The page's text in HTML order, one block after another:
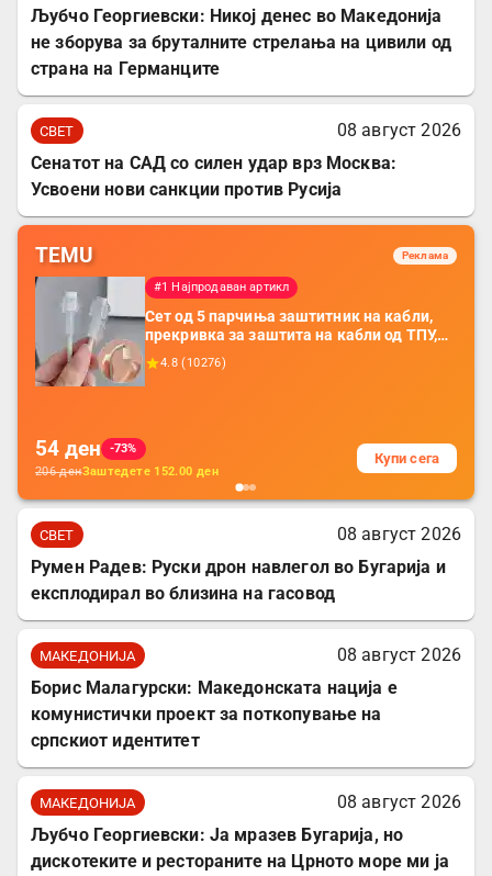
Љубчо Георгиевски: Никој денес во Македонија
не зборува за бруталните стрелања на цивили од
страна на Германците
СВЕТ
08 август 2026
Сенатот на САД со силен удар врз Москва:
Усвоени нови санкции против Русија
TEMU Реклама
#1 Најпродаван артикл
Сет од 5 парчиња заштитник на кабли,
прекривка за заштита на кабли од ТПУ,
додатоци за заштита на кабли, без
батерија, за мобилни телефони, комплет
4.8 ( 10276)
54 ден
-73%
206денЗаштедете 152.00 ден
Купи сега
СВЕТ
08 август 2026
Румен Радев: Руски дрон навлегол во Бугарија и
експлодирал во близина на гасовод
МАКЕДОНИЈА
08 август 2026
Борис Малагурски: Македонската нација е
комунистички проект за поткопување на
српскиот идентитет
МАКЕДОНИЈА
08 август 2026
Љубчо Георгиевски: Ја мразев Бугарија, но
дискотеките и рестораните на Црното море ми ја